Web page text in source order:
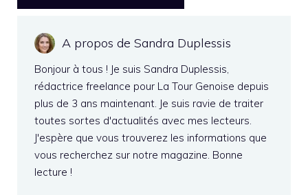
A propos de Sandra Duplessis
Bonjour à tous ! Je suis Sandra Duplessis,
rédactrice freelance pour La Tour Genoise depuis
plus de 3 ans maintenant. Je suis ravie de traiter
toutes sortes d'actualités avec mes lecteurs.
J'espère que vous trouverez les informations que
vous recherchez sur notre magazine. Bonne
lecture !